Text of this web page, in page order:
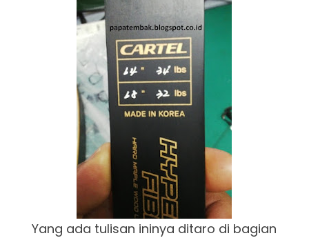
Yang ada tulisan ininya ditaro di bagian